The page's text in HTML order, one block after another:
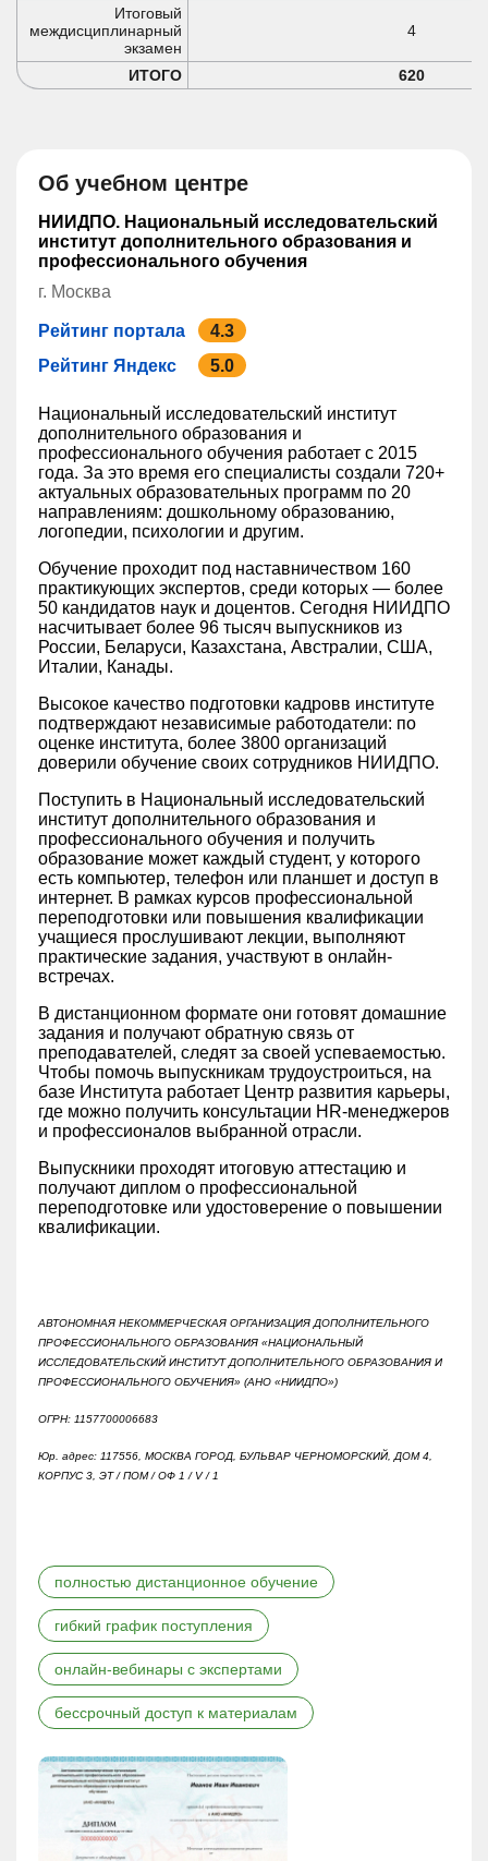
Итоговый
междисциплинарный
экзамен
4
ИТОГО 620
Об учебном центре
НИИДПО. Национальный исследовательский
институт дополнительного образования и
профессионального обучения
г. Москва
Рейтинг портала
4.3
Рейтинг Яндекс
5.0
полностью дистанционное обучение
гибкий график поступления
онлайн-вебинары с экспертами
бессрочный доступ к материалам
Национальный исследовательский институт
дополнительного образования и
профессионального обучения работает с 2015
года. За это время его специалисты создали 720+
актуальных образовательных программ по 20
направлениям: дошкольному образованию,
логопедии, психологии и другим.
Обучение проходит под наставничеством 160
практикующих экспертов, среди которых — более
50 кандидатов наук и доцентов. Сегодня НИИДПО
насчитывает более 96 тысяч выпускников из
России, Беларуси, Казахстана, Австралии, США,
Италии, Канады.
Высокое качество подготовки кадровв институте
подтверждают независимые работодатели: по
оценке института, более 3800 организаций
доверили обучение своих сотрудников НИИДПО.
Поступить в Национальный исследовательский
институт дополнительного образования и
профессионального обучения и получить
образование может каждый студент, у которого
есть компьютер, телефон или планшет и доступ в
интернет. В рамках курсов профессиональной
переподготовки или повышения квалификации
учащиеся прослушивают лекции, выполняют
практические задания, участвуют в онлайн-
встречах.
В дистанционном формате они готовят домашние
задания и получают обратную связь от
преподавателей, следят за своей успеваемостью.
Чтобы помочь выпускникам трудоустроиться, на
базе Института работает Центр развития карьеры,
где можно получить консультации HR-менеджеров
и профессионалов выбранной отрасли.
Выпускники проходят итоговую аттестацию и
получают диплом о профессиональной
переподготовке или удостоверение о повышении
квалификации.
АВТОНОМНАЯ НЕКОММЕРЧЕСКАЯ ОРГАНИЗАЦИЯ ДОПОЛНИТЕЛЬНОГО
ПРОФЕССИОНАЛЬНОГО ОБРАЗОВАНИЯ «НАЦИОНАЛЬНЫЙ
ИССЛЕДОВАТЕЛЬСКИЙ ИНСТИТУТ ДОПОЛНИТЕЛЬНОГО ОБРАЗОВАНИЯ И
ПРОФЕССИОНАЛЬНОГО ОБУЧЕНИЯ» (АНО «НИИДПО»)
ОГРН: 1157700006683
Юр. адрес: 117556, МОСКВА ГОРОД, БУЛЬВАР ЧЕРНОМОРСКИЙ, ДОМ 4,
КОРПУС 3, ЭТ / ПОМ / ОФ 1 / V / 1